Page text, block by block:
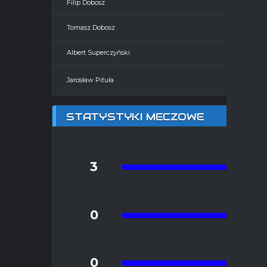
Filip Dobosz
Tomasz Dobosz
Albert Superczyński
Jarosław Pituła
STATYSTYKI MECZOWE
3
0
0